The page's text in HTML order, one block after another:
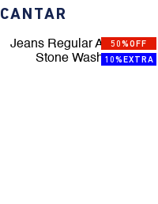
50%OFF
10%EXTRA